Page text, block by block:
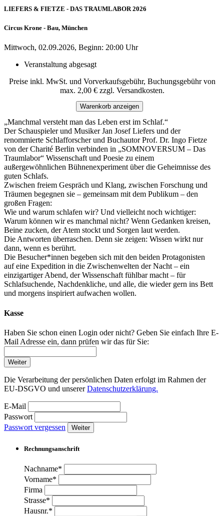
LIEFERS & FIETZE - DAS TRAUMLABOR 2026
Circus Krone - Bau, München
Mittwoch, 02.09.2026, Beginn: 20:00 Uhr
Veranstaltung abgesagt
Preise inkl. MwSt. und Vorverkaufsgebühr, Buchungsgebühr von
max. 2,00 € zzgl. Versandkosten.
Warenkorb anzeigen
„Manchmal versteht man das Leben erst im Schlaf.“
Der Schauspieler und Musiker Jan Josef Liefers und der
renommierte Schlafforscher und Buchautor Prof. Dr. Ingo Fietze
von der Charité Berlin verbinden in „SOMNOVERSUM – Das
Traumlabor“ Wissenschaft und Poesie zu einem
außergewöhnlichen Bühnenexperiment über die Geheimnisse des
guten Schlafs.
Zwischen freiem Gespräch und Klang, zwischen Forschung und
Träumen begegnen sie – gemeinsam mit dem Publikum – den
großen Fragen:
Wie und warum schlafen wir? Und vielleicht noch wichtiger:
Warum können wir es manchmal nicht? Wenn Gedanken kreisen,
Beine zucken, der Atem stockt und Sorgen laut werden.
Die Antworten überraschen. Denn sie zeigen: Wissen wirkt nur
dann, wenn es berührt.
Die Besucher*innen begeben sich mit den beiden Protagonisten
auf eine Expedition in die Zwischenwelten der Nacht – ein
einzigartiger Abend, der Wissenschaft fühlbar macht – für
Schlafsuchende, Nachdenkliche, und alle, die wieder gern ins Bett
und morgens inspiriert aufwachen wollen.
Kasse
Haben Sie schon einen Login oder nicht? Geben Sie einfach Ihre E-
Mail Adresse ein, dann prüfen wir das für Sie:
Weiter
Die Verarbeitung der persönlichen Daten erfolgt im Rahmen der
EU-DSGVO und unsererDatenschutzerklärung.
E-Mail
Passwort
Passwort vergessen
Weiter
Rechnungsanschrift
Nachname*
Vorname*
Firma
Strasse*
Hausnr.*